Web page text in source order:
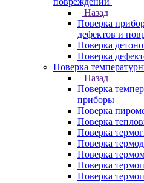
Назад
Поверка
дефектов и
Поверка
Поверка
Поверка
Назад
Поверка
приборы
Поверка
Поверка
Поверка
Поверка
Поверка
Поверка
Поверка